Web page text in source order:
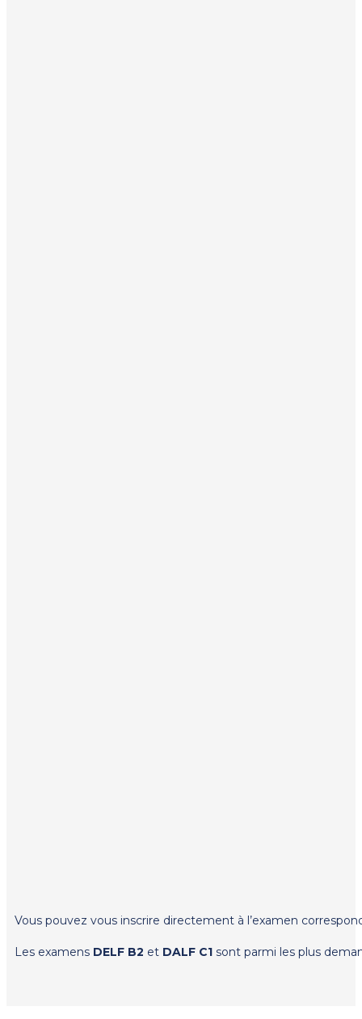
Vous pouvez vous inscrire directement à l’examen
Les examens DELF B2 et DALF C1 sont parmi les plus